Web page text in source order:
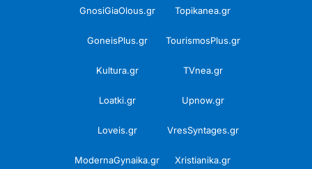
GnosiGiaOlous.gr Topikanea.gr
GoneisPlus.gr TourismosPlus.gr
Kultura.gr TVnea.gr
Loatki.gr Upnow.gr
Loveis.gr VresSyntages.gr
ModernaGynaika.gr Xristianika.gr